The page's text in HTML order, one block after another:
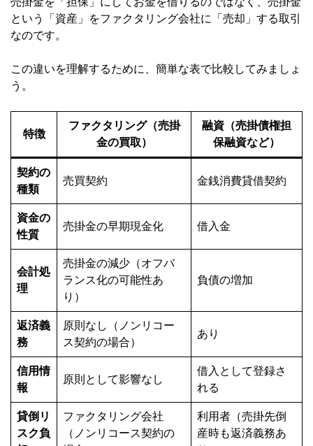
という「資産」をファクタリング会社に「売却」する取引
なのです。
この違いを理解するために、簡単な表で比較してみましょ
う。
特徴
ファクタリング（売掛
金の買取）
融資（売掛債権担
保融資など）
契約の
種類
売買契約 金銭消費貸借契約
資金の
性質
売掛金の早期現金化 借入金
会計処
理
売掛金の減少（オフバ
ランス化の可能性あ
り）
負債の増加
返済義
務
原則なし（ノンリコー
ス契約の場合）
あり
信用情
報
原則として影響なし
借入として登録さ
れる
貸倒リ
スク負
ファクタリング会社
（ノンリコース契約の
利用者（売掛先倒
産時も返済義務あ